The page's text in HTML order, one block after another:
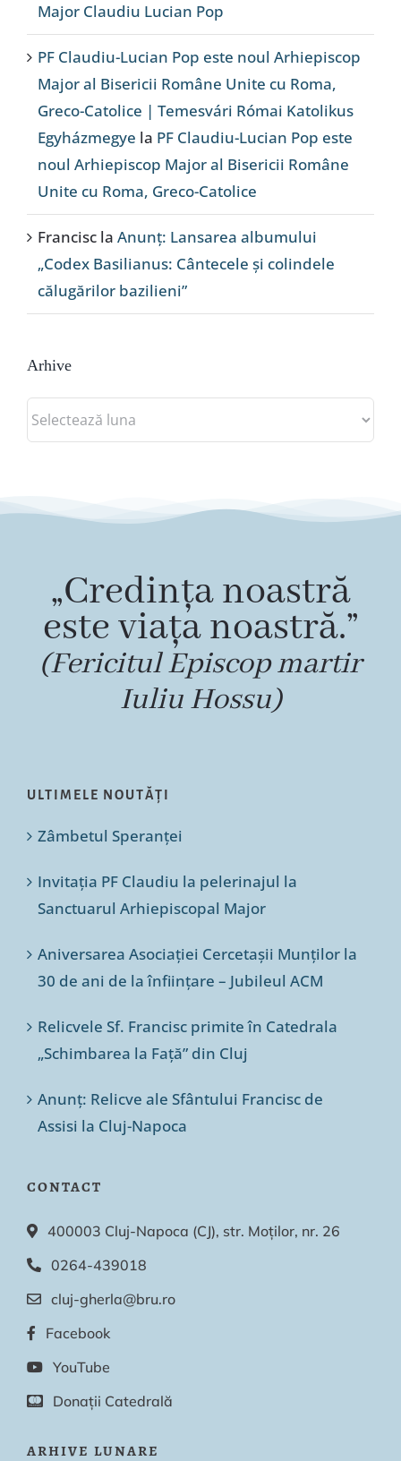
Major Claudiu Lucian Pop
PF Claudiu-Lucian Pop este noul Arhiepiscop
Major al Bisericii Române Unite cu Roma,
Greco-Catolice | Temesvári Római Katolikus
Egyházmegye la PF Claudiu-Lucian Pop este
noul Arhiepiscop Major al Bisericii Române
Unite cu Roma, Greco-Catolice
Francisc la Anunț: Lansarea albumului
„Codex Basilianus: Cântecele și colindele
călugărilor bazilieni”
Arhive
Arhive
„Credința noastră
este viața noastră.”
(Fericitul Episcop martir
Iuliu Hossu)
ULTIMELE NOUTĂȚI
Zâmbetul Speranței
Invitația PF Claudiu la pelerinajul la
Sanctuarul Arhiepiscopal Major
Aniversarea Asociației Cercetașii Munților la
30 de ani de la înființare – Jubileul ACM
Relicvele Sf. Francisc primite în Catedrala
„Schimbarea la Față” din Cluj
Anunț: Relicve ale Sfântului Francisc de
Assisi la Cluj-Napoca
CONTACT
400003 Cluj-Napoca (CJ), str. Moților, nr. 26
0264-439018
cluj-gherla@bru.ro
Facebook
YouTube
Donații Catedrală
ARHIVE LUNARE